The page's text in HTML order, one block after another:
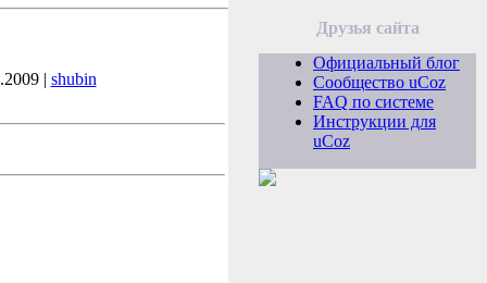
| shubin
Друзья сайта
Официальный блог
Сообщество uCoz
FAQ по системе
Инструкции для
uCoz